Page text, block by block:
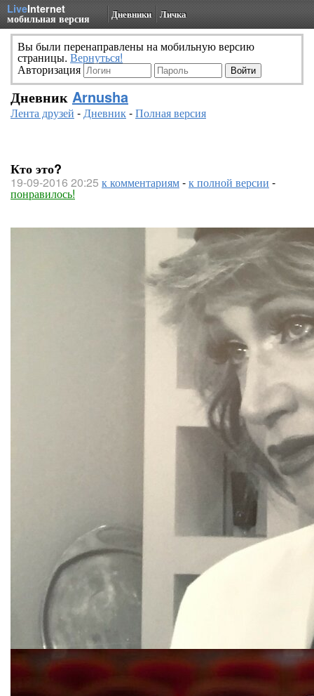
LiveInternet
мобильная версия Дневники Личка
Вы были перенаправлены на мобильную версию
страницы. Вернуться!
Авторизация
Дневник Arnusha
Лента друзей -Дневник-Полная версия
Кто это?
19-09-2016 20:25 к комментариям-к полной версии -
понравилось!